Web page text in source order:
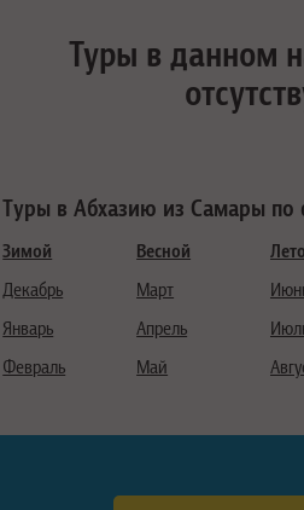
Туры в данном
Туры в Абхазию из Самары по
Зимой
Декабрь
Январь
Февраль
Весной
Март
Апрель
Май